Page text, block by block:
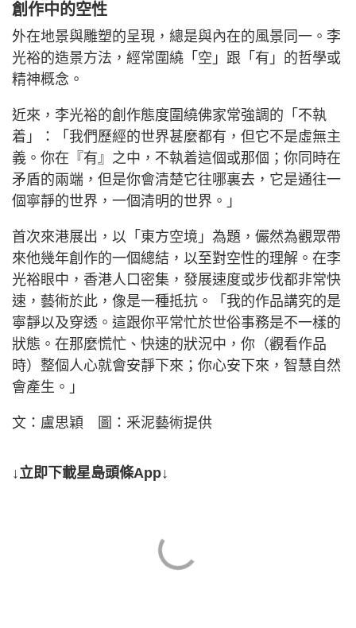
創作中的空性
外在地景與雕塑的呈現，總是與內在的風景同一。李
光裕的造景方法，經常圍繞「空」跟「有」的哲學或
精神概念。
近來，李光裕的創作態度圍繞佛家常強調的「不執
着」：「我們歷經的世界甚麼都有，但它不是虛無主
義。你在『有』之中，不執着這個或那個；你同時在
矛盾的兩端，但是你會清楚它往哪裏去，它是通往一
個寧靜的世界，一個清明的世界。」
首次來港展出，以「東方空境」為題，儼然為觀眾帶
來他幾年創作的一個總結，以至對空性的理解。在李
光裕眼中，香港人口密集，發展速度或步伐都非常快
速，藝術於此，像是一種抵抗。「我的作品講究的是
寧靜以及穿透。這跟你平常忙於世俗事務是不一樣的
狀態。在那麼慌忙、快速的狀況中，你（觀看作品
時）整個人心就會安靜下來；你心安下來，智慧自然
會產生。」
文：盧思穎 圖：釆泥藝術提供
↓立即下載星島頭條App↓